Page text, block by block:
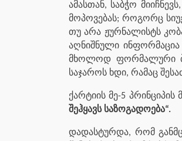
ამასთან, საბჭო
მოპოვებას; როგორც
თუ არა ჟურნალისტს
აღნიშნული
მხოლოდ ფორმალური
საჯაროს ხდი, რამაც
ქარტიის მე-5 პრინციპის
შეჰყავს საზოგადოება“.
დადასტურდა, რომ